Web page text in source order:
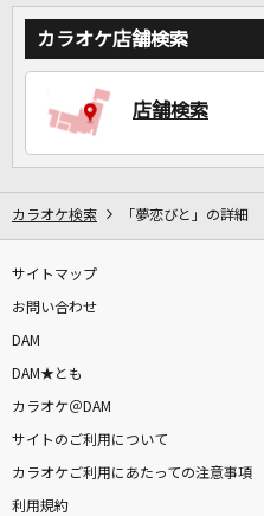
カラオケ店舗検索
店舗検索
カラオケ検索 「夢恋びと」の詳細
サイトマップ
お問い合わせ
DAM
DAM★とも
カラオケ＠DAM
サイトのご利用について
カラオケご利用にあたっての注意事項
利用規約